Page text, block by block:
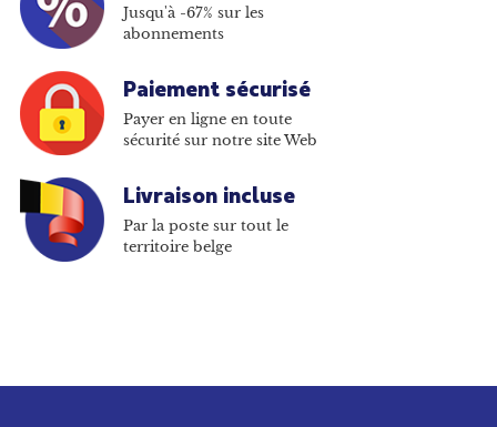
Jusqu'à -67% sur les
abonnements
Paiement sécurisé
Payer en ligne en toute
sécurité sur notre site Web
Livraison incluse
Par la poste sur tout le
territoire belge